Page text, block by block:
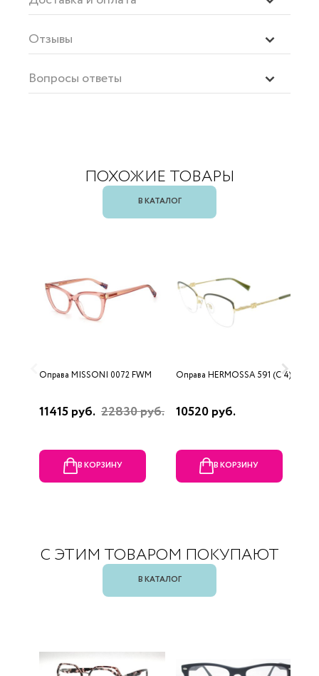
Отзывы
Вопросы ответы
ПОХОЖИЕ ТОВАРЫ
В КАТАЛОГ
Оправа MISSONI 0072 FWM
11415 руб. 22830 руб.
В КОРЗИНУ
Оправа HERMOSSA 591 (C 4)
10520 руб.
В КОРЗИНУ
С ЭТИМ ТОВАРОМ ПОКУПАЮТ
В КАТАЛОГ